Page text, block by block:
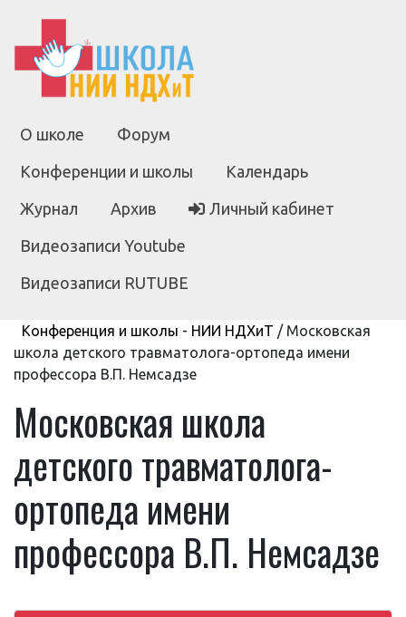
О школе Форум
Конференции и школы Календарь
Журнал Архив Личный кабинет
Видеозаписи Youtube
Видеозаписи RUTUBE
Конференция и школы - НИИ НДХиТ / Московская
школа детского травматолога-ортопеда имени
профессора В.П. Немсадзе
Московская школа
детского травматолога-
ортопеда имени
профессора В.П. Немсадзе